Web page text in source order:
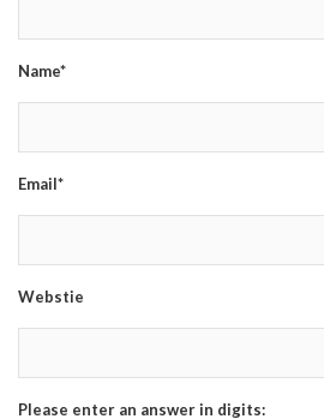
Name*
Email*
Webstie
Please enter an answer in digits: